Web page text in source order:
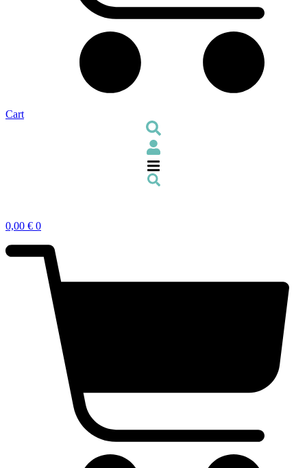
Cart
0,00 € 0